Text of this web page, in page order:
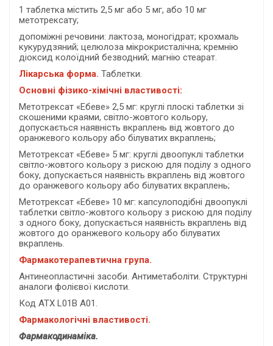
1 таблетка містить 2,5 мг або 5 мг, або 10 мг
метотрексату;
допоміжні речовини: лактоза, моногідрат; крохмаль
кукурудзяний; целюлоза мікрокристалічна; кремнію
діоксид колоїдний безводний; магнію стеарат.
Лікарська форма. Таблетки.
Основні фізико-хімічні властивості:
Метотрексат «Ебеве» 2,5 мг: круглі плоскі таблетки зі
скошеними краями, світло-жовтого кольору,
допускається наявність вкраплень від жовтого до
оранжевого кольору або білуватих вкраплень;
Метотрексат «Ебеве» 5 мг: круглі двоопуклі таблетки
світло-жовтого кольору з рискою для поділу з одного
боку, допускається наявність вкраплень від жовтого
до оранжевого кольору або білуватих вкраплень;
Метотрексат «Ебеве» 10 мг: капсулоподібні двоопуклі
таблетки світло-жовтого кольору з рискою для поділу
з одного боку, допускається наявність вкраплень від
жовтого до оранжевого кольору або білуватих
вкраплень.
Фармакотерапевтична група.
Антинеопластичні засоби. Антиметаболіти. Структурні
аналоги фолієвої кислоти.
Код АТХ L01B A01.
Фармакологічні властивості.
Фармакодинаміка.